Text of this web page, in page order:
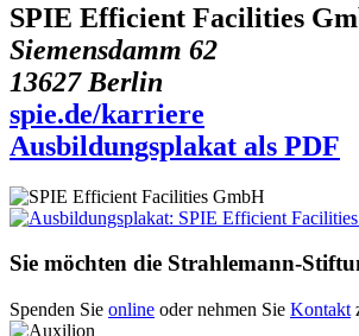
SPIE Efficient Facilities
Siemensdamm 62
13627 Berlin
spie.de/karriere
Ausbildungsplakat als PDF
Sie möchten die Strahlemann-
Spenden Sie online oder nehmen Sie Kontakt